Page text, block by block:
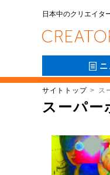
日本中のクリエイタ
ニ
サイトトップ ス
スーパー